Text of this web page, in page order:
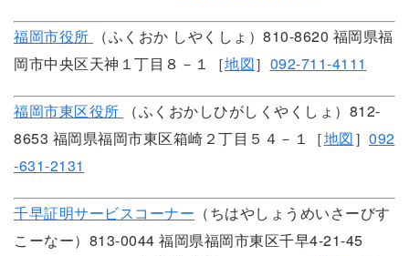
福岡市役所
（ふくおか しやくしょ）810-8620 福岡県福
岡市中央区天神１丁目８－１［地図］ 092-711-4111
福岡市東区役所
（ふくおかしひがしくやくしょ）812-
8653 福岡県福岡市東区箱崎２丁目５４－１［地図］ 092
-631-2131
千早証明サービスコーナー （ちはやしょうめいさーびす
こーなー）813-0044 福岡県福岡市東区千早4-21-45